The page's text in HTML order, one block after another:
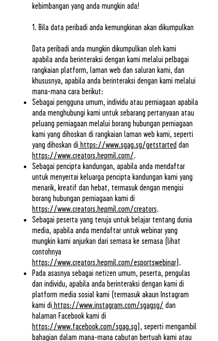
kebimbangan yang anda mungkin ada!
1. Bila data peribadi anda kemungkinan akan dikumpulkan
Data peribadi anda mungkin dikumpulkan oleh kami
apabila anda berinteraksi dengan kami melalui pelbagai
rangkaian platform, laman web dan saluran kami, dan
khususnya, apabila anda berinteraksi dengan kami melalui
mana-mana cara berikut:
Sebagai pengguna umum, individu atau perniagaan apabila
anda menghubungi kami untuk sebarang pertanyaan atau
peluang perniagaan melalui borang hubungan perniagaan
kami yang dihoskan di rangkaian laman web kami, seperti
yang dihoskan dihttps://www.sgag.sg/getstarted dan
https://www.creators.hepmil.com/.
Sebagai pencipta kandungan, apabila anda mendaftar
untuk menyertai keluarga pencipta kandungan kami yang
menarik, kreatif dan hebat, termasuk dengan mengisi
borang hubungan perniagaan kami di
https://www.creators.hepmil.com/creators.
Sebagai peserta yang teruja untuk belajar tentang dunia
media, apabila anda mendaftar untuk webinar yang
mungkin kami anjurkan dari semasa ke semasa (lihat
contohnya
https://www.creators.hepmil.com/esportswebinar).
Pada asasnya sebagai netizen umum, peserta, pengulas
dan individu, apabila anda berinteraksi dengan kami di
platform media sosial kami (termasuk akaun Instagram
kami dihttps://www.instagram.com/sgagsg/ dan
halaman Facebook kami di
https://www.facebook.com/sgag.sg), seperti mengambil
bahagian dalam mana-mana cabutan bertuah kami atau